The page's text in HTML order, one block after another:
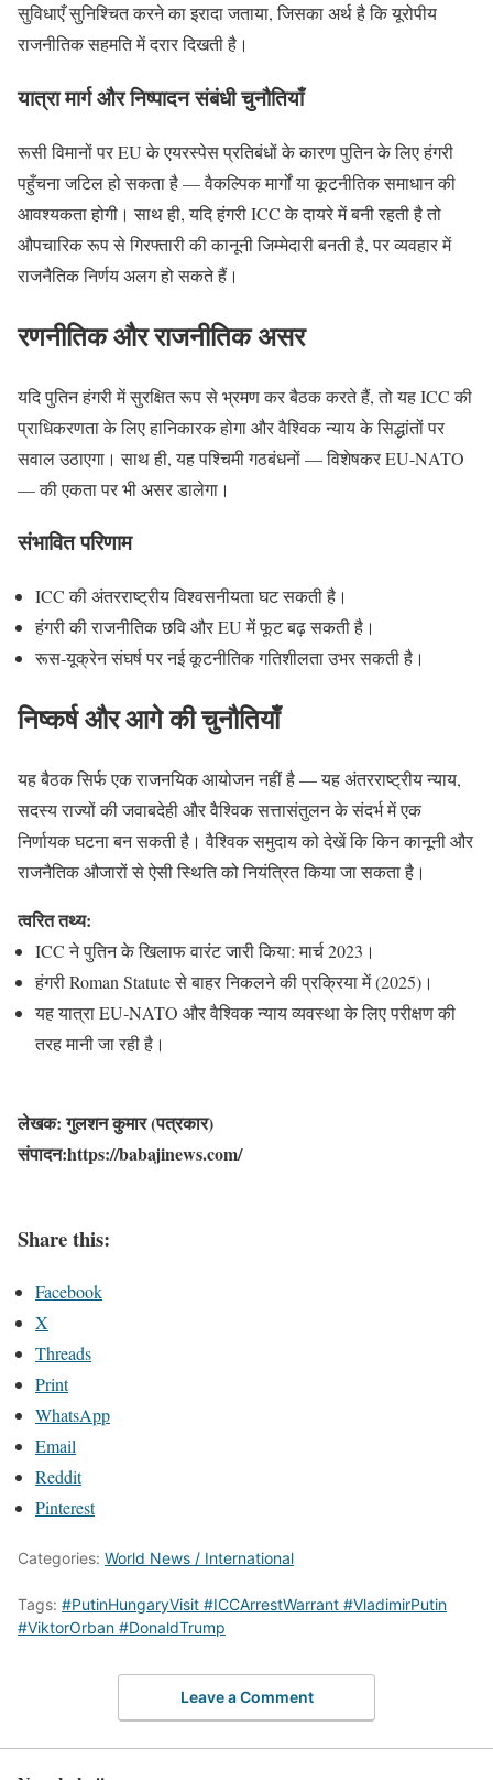
सुविधाएँ सुनिश्चित करने का इरादा जताया, जिसका अर्थ है कि यूरोपीय
राजनीतिक सहमति में दरार दिखती है।
यात्रा मार्ग और निष्पादन संबंधी चुनौतियाँ
रूसी विमानों पर EU के एयरस्पेस प्रतिबंधों के कारण पुतिन के लिए हंगरी
पहुँचना जटिल हो सकता है — वैकल्पिक मार्गों या कूटनीतिक समाधान की
आवश्यकता होगी। साथ ही, यदि हंगरी ICC के दायरे में बनी रहती है तो
औपचारिक रूप से गिरफ्तारी की कानूनी जिम्मेदारी बनती है, पर व्यवहार में
राजनैतिक निर्णय अलग हो सकते हैं।
रणनीतिक और राजनीतिक असर
यदि पुतिन हंगरी में सुरक्षित रूप से भ्रमण कर बैठक करते हैं, तो यह ICC की
प्राधिकरणता के लिए हानिकारक होगा और वैश्विक न्याय के सिद्धांतों पर
सवाल उठाएगा। साथ ही, यह पश्चिमी गठबंधनों — विशेषकर EU‑NATO
— की एकता पर भी असर डालेगा।
संभावित परिणाम
ICC की अंतरराष्ट्रीय विश्वसनीयता घट सकती है।
हंगरी की राजनीतिक छवि और EU में फूट बढ़ सकती है।
रूस‑यूक्रेन संघर्ष पर नई कूटनीतिक गतिशीलता उभर सकती है।
निष्कर्ष और आगे की चुनौतियाँ
यह बैठक सिर्फ एक राजनयिक आयोजन नहीं है — यह अंतरराष्ट्रीय न्याय,
सदस्य राज्यों की जवाबदेही और वैश्विक सत्तासंतुलन के संदर्भ में एक
निर्णायक घटना बन सकती है। वैश्विक समुदाय को देखें कि किन कानूनी और
राजनैतिक औजारों से ऐसी स्थिति को नियंत्रित किया जा सकता है।
त्वरित तथ्य:
ICC ने पुतिन के खिलाफ वारंट जारी किया: मार्च 2023।
हंगरी Roman Statute से बाहर निकलने की प्रक्रिया में (2025)।
यह यात्रा EU‑NATO और वैश्विक न्याय व्यवस्था के लिए परीक्षण की
तरह मानी जा रही है।
लेखक: गुलशन कुमार (पत्रकार)
संपादन:https://babajinews.com/
Share this:
Facebook
X
Threads
Print
WhatsApp
Email
Reddit
Pinterest
Categories: World News / International
Tags: #PutinHungaryVisit #ICCArrestWarrant #VladimirPutin
#ViktorOrban #DonaldTrump
Leave a Comment